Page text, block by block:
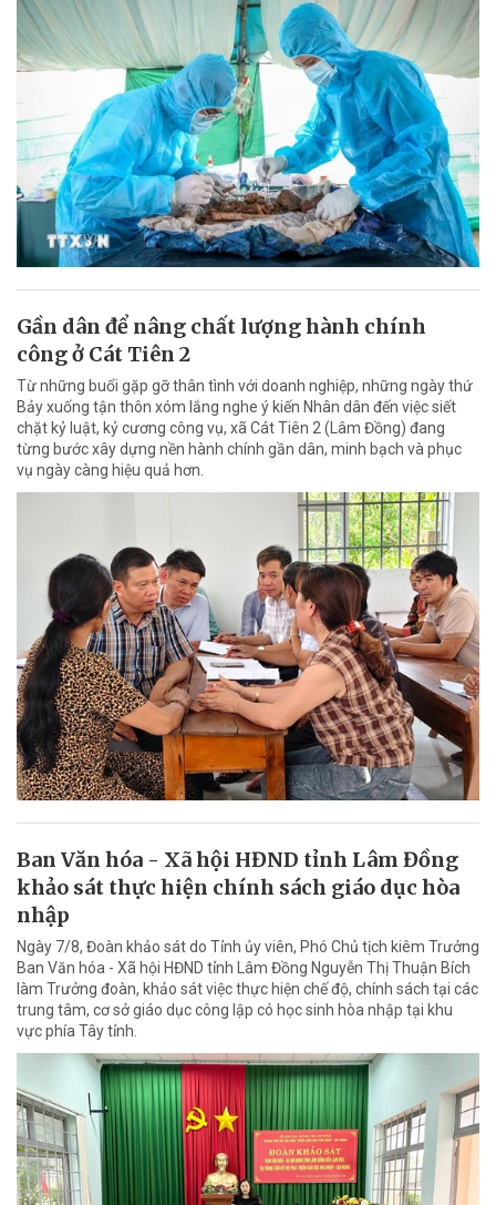
Gần dân để nâng chất lượng hành chính
công ở Cát Tiên 2
Từ những buổi gặp gỡ thân tình với doanh nghiệp, những ngày thứ
Bảy xuống tận thôn xóm lắng nghe ý kiến Nhân dân đến việc siết
chặt kỷ luật, kỷ cương công vụ, xã Cát Tiên 2 (Lâm Đồng) đang
từng bước xây dựng nền hành chính gần dân, minh bạch và phục
vụ ngày càng hiệu quả hơn.
Ban Văn hóa - Xã hội HĐND tỉnh Lâm Đồng
khảo sát thực hiện chính sách giáo dục hòa
nhập
Ngày 7/8, Đoàn khảo sát do Tỉnh ủy viên, Phó Chủ tịch kiêm Trưởng
Ban Văn hóa - Xã hội HĐND tỉnh Lâm Đồng Nguyễn Thị Thuận Bích
làm Trưởng đoàn, khảo sát việc thực hiện chế độ, chính sách tại các
trung tâm, cơ sở giáo dục công lập có học sinh hòa nhập tại khu
vực phía Tây tỉnh.